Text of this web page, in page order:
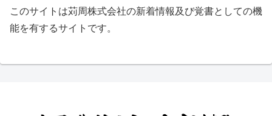
このサイトは苅周株式会社の新着情報及び覚書としての機
能を有するサイトです。